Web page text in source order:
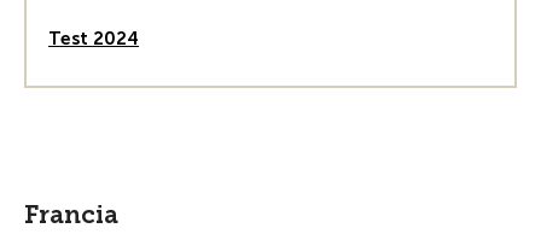
Test 2024
Francia